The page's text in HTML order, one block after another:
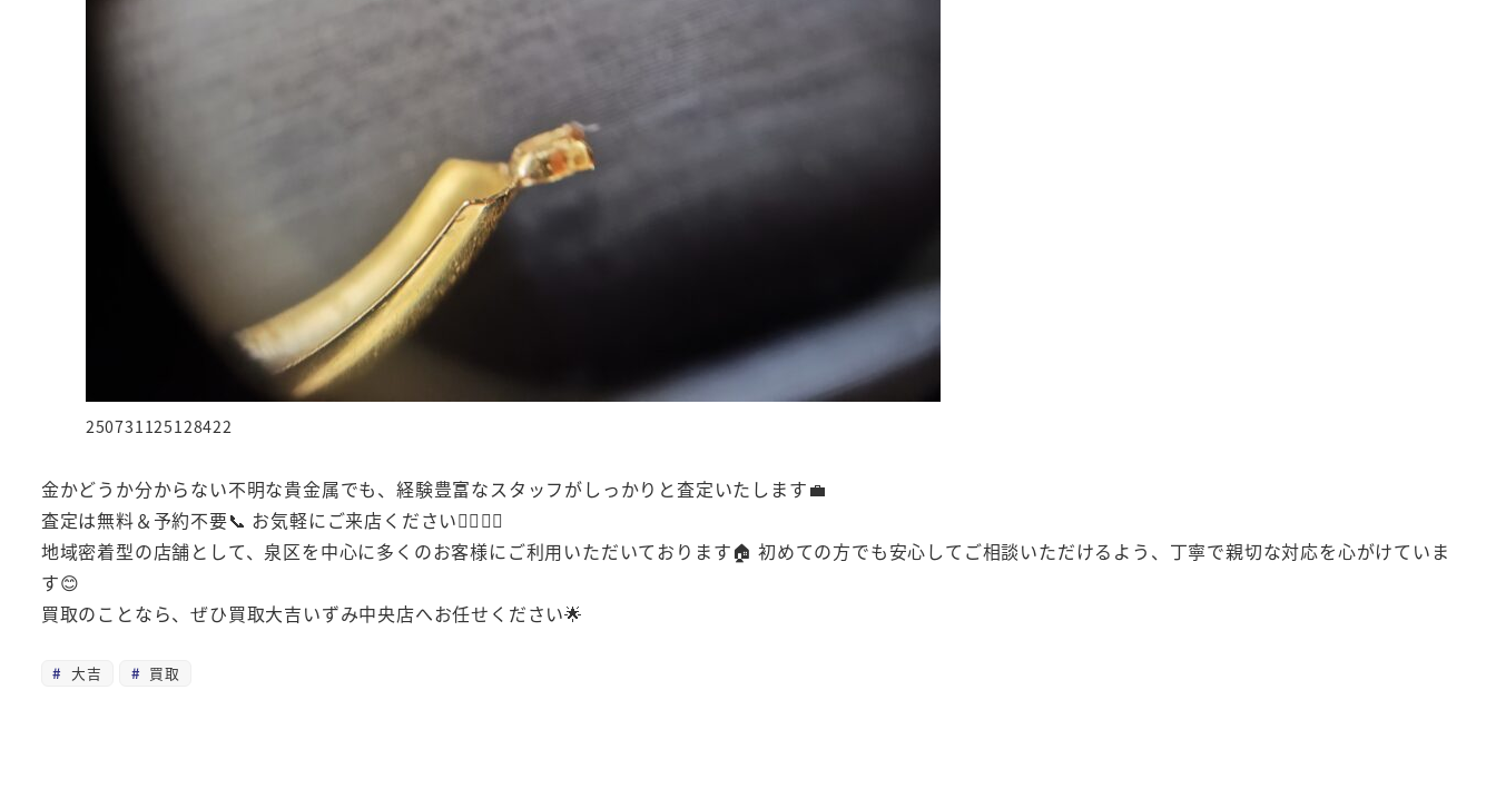
250731125128422
金かどうか分からない不明な貴金属でも、経験豊富なスタッフがしっかりと査定いたします💼
査定は無料＆予約不要📞 お気軽にご来店ください🚶‍♀️🚶‍♂️
地域密着型の店舗として、泉区を中心に多くのお客様にご利用いただいております🏠 初めての方でも安心してご相談いただけるよう、丁寧で親切な対応を心がけていま
す😊
買取のことなら、ぜひ買取大吉いずみ中央店へお任せください🌟
大吉 買取